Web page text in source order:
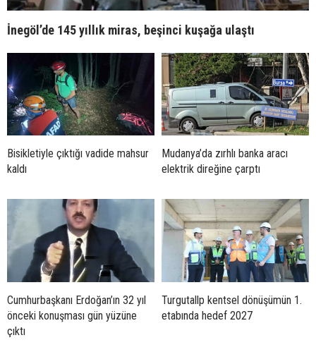
İnegöl’de 145 yıllık miras, beşinci kuşağa ulaştı
Bisikletiyle çıktığı vadide mahsur
kaldı
Mudanya’da zırhlı banka aracı
elektrik direğine çarptı
Cumhurbaşkanı Erdoğan’ın 32 yıl
önceki konuşması gün yüzüne
çıktı
Turgutallp kentsel dönüşümün 1.
etabında hedef 2027